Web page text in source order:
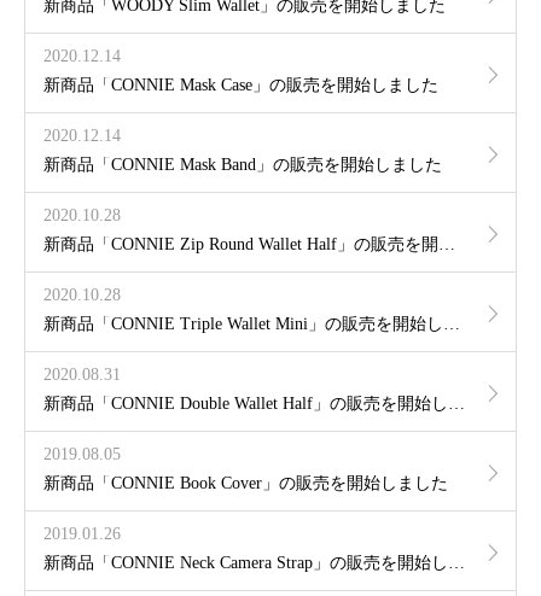
新商品「WOODY Slim Wallet」の販売を開始しました
2020.12.14
新商品「CONNIE Mask Case」の販売を開始しました
2020.12.14
新商品「CONNIE Mask Band」の販売を開始しました
2020.10.28
新商品「CONNIE Zip Round Wallet Half」の販売を開始しました
2020.10.28
新商品「CONNIE Triple Wallet Mini」の販売を開始しました
2020.08.31
新商品「CONNIE Double Wallet Half」の販売を開始しました
2019.08.05
新商品「CONNIE Book Cover」の販売を開始しました
2019.01.26
新商品「CONNIE Neck Camera Strap」の販売を開始しました